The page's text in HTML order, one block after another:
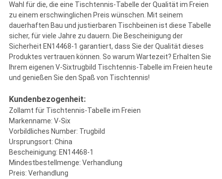
Wahl für die, die eine Tischtennis-Tabelle der Qualität im Freien
zu einem erschwinglichen Preis wünschen. Mit seinem
dauerhaften Bau und justierbaren Tischbeinen ist diese Tabelle
sicher, für viele Jahre zu dauern. Die Bescheinigung der
Sicherheit EN14468-1 garantiert, dass Sie der Qualität dieses
Produktes vertrauen können. So warum Wartezeit? Erhalten Sie
Ihrem eigenen V-Sixtrugbild Tischtennis-Tabelle im Freien heute
und genießen Sie den Spaß von Tischtennis!
Kundenbezogenheit:
Zollamt für Tischtennis-Tabelle im Freien
Markenname: V-Six
Vorbildliches Number: Trugbild
Ursprungsort: China
Bescheinigung: EN14468-1
Mindestbestellmenge: Verhandlung
Preis: Verhandlung